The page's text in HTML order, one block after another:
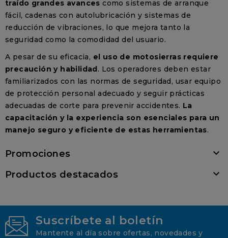
traído grandes avances como sistemas de arranque
fácil, cadenas con autolubricación y sistemas de
reducción de vibraciones, lo que mejora tanto la
seguridad como la comodidad del usuario.
A pesar de su eficacia, el uso de motosierras requiere
precaución y habilidad. Los operadores deben estar
familiarizados con las normas de seguridad, usar equipo
de protección personal adecuado y seguir prácticas
adecuadas de corte para prevenir accidentes. La
capacitación y la experiencia son esenciales para un
manejo seguro y eficiente de estas herramientas.
Promociones 
Productos destacados 
Suscríbete al boletín
Mantente al día sobre ofertas, novedades y